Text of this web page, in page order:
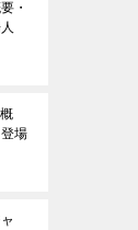
・
場